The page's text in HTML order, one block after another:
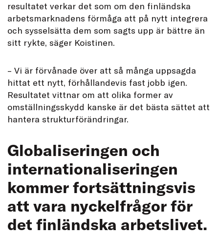
resultatet verkar det som om den finländska
arbetsmarknadens förmåga att på nytt integrera
och sysselsätta dem som sagts upp är bättre än
sitt rykte, säger Koistinen.
– Vi är förvånade över att så många uppsagda
hittat ett nytt, förhållandevis fast jobb igen.
Resultatet vittnar om att olika former av
omställningsskydd kanske är det bästa sättet att
hantera strukturförändringar.
Globaliseringen och
internationaliseringen
kommer fortsättningsvis
att vara nyckelfrågor för
det finländska arbetslivet.